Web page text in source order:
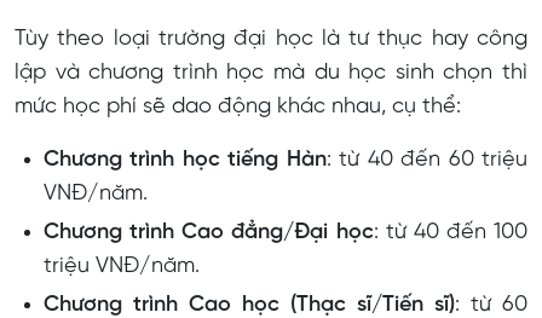
Tùy theo loại trường đại học là tư thục hay công
lập và chương trình học mà du học sinh chọn thì
mức học phí sẽ dao động khác nhau, cụ thể:
Chương trình học tiếng Hàn: từ 40 đến 60 triệu
VNĐ/năm.
Chương trình Cao đẳng/Đại học: từ 40 đến 100
triệu VNĐ/năm.
Chương trình Cao học (Thạc sĩ/Tiến sĩ): từ 60